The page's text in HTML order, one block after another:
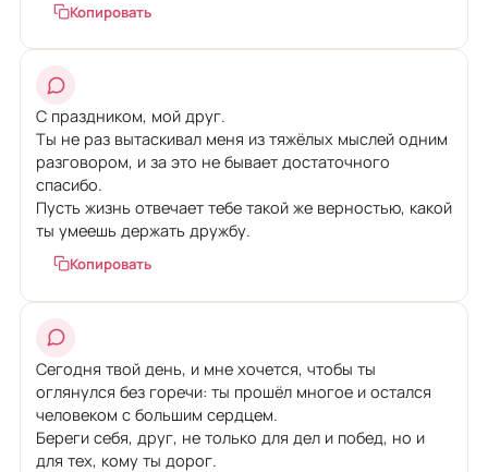
Копировать
С праздником, мой друг.
Ты не раз вытаскивал меня из тяжёлых мыслей одним
разговором, и за это не бывает достаточного
спасибо.
Пусть жизнь отвечает тебе такой же верностью, какой
ты умеешь держать дружбу.
Копировать
Сегодня твой день, и мне хочется, чтобы ты
оглянулся без горечи: ты прошёл многое и остался
человеком с большим сердцем.
Береги себя, друг, не только для дел и побед, но и
для тех, кому ты дорог.